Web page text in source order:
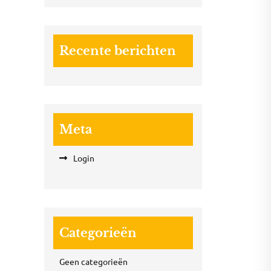
Recente berichten
Meta
Login
Categorieën
Geen categorieën